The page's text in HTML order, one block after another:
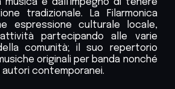
e dall 'impegno di tenere
tradizionale. La Filarmonica
espressione culturale locale,
partecipando alle varie
comunità; il suo repertorio
originali per banda nonché
autori contemporanei.